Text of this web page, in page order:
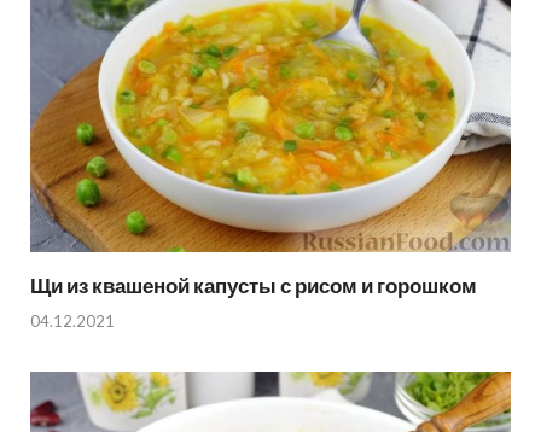
Щи из квашеной капусты с рисом и горошком
04.12.2021